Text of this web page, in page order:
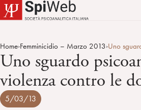
Home>Femminicidio – Marzo 2013 >Uno
Uno sguardo
violenza contro le
5/03/13